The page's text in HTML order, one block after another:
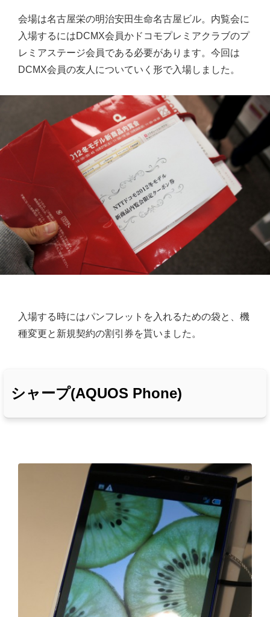
会場は名古屋栄の明治安田生命名古屋ビル。内覧会に
入場するにはDCMX会員かドコモプレミアクラブのプ
レミアステージ会員である必要があります。今回は
DCMX会員の友人についていく形で入場しました。
入場する時にはパンフレットを入れるための袋と、機
種変更と新規契約の割引券を貰いました。
シャープ(AQUOS Phone)